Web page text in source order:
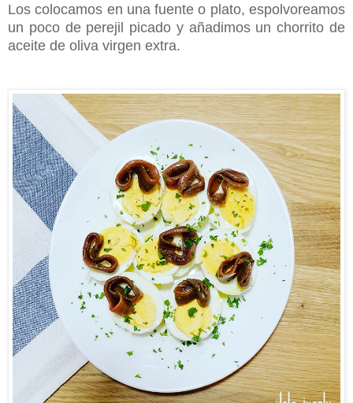
Los colocamos en una fuente o plato, espolvoreamos
un poco de perejil picado y añadimos un chorrito de
aceite de oliva virgen extra.